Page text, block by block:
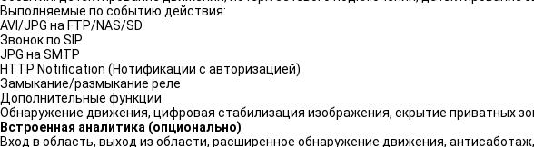
Выполняемые по событию действия:
AVI/JPG на FTP/NAS/SD
Звонок по SIP
JPG на SMTP
HTTP Notification (Нотификации с авторизацией)
Замыкание/размыкание реле
Дополнительные функции
Обнаружение движения, цифровая стабилизация изображения, скрытие приватных
Встроенная аналитика (опционально)
Вход в область, выход из области, расширенное обнаружение движения,